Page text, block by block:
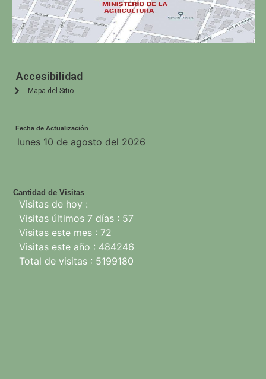
Accesibilidad
Mapa del Sitio
Fecha de Actualización
Cantidad de Visitas
Visitas de hoy :
Visitas últimos 7 días : 57
Visitas este mes : 72
Visitas este año : 484246
Total de visitas : 5199180
lunes 10 de agosto del 2026